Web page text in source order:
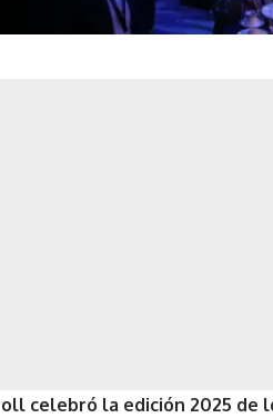
celebró la edición 2025 de